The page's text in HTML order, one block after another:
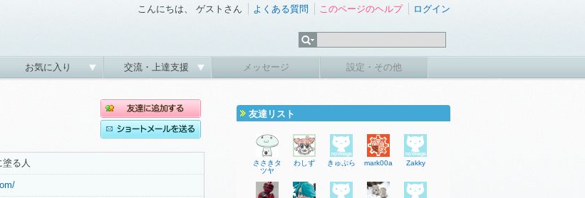
こんにちは、 ゲストさん よくある質問 このページのヘルプ ログイン
お気に入り 交流・上達支援 メッセージ 設定・その他
る人
友達リスト
ささきタ
ツヤ
わしず きゅぷら mark00ac Zakky